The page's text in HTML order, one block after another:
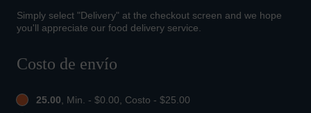
Simply select "Delivery" at the checkout screen and we hope
you'll appreciate our food delivery service.
Costo de envío
25.00, Min. - $0.00, Costo - $25.00